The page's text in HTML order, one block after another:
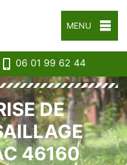
MENU
06 01 99 62 44
DE
46160